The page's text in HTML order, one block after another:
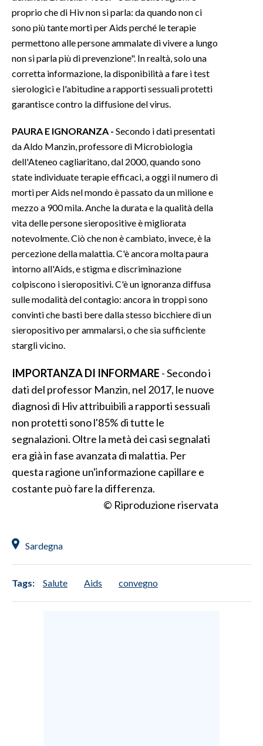
ANNUNCI
NECROLOGI
SPIAGGE
STORE
proprio che di Hiv non si parla: da quando non ci
sono più tante morti per Aids perché le terapie
permettono alle persone ammalate di vivere a lungo
non si parla più di prevenzione". In realtà, solo una
corretta informazione, la disponibilità a fare i test
sierologici e l'abitudine a rapporti sessuali protetti
garantisce contro la diffusione del virus.
PAURA E IGNORANZA - Secondo i dati presentati
da Aldo Manzin, professore di Microbiologia
dell'Ateneo cagliaritano, dal 2000, quando sono
state individuate terapie efficaci, a oggi il numero di
morti per Aids nel mondo è passato da un milione e
mezzo a 900 mila. Anche la durata e la qualità della
vita delle persone sieropositive è migliorata
notevolmente. Ciò che non è cambiato, invece, è la
percezione della malattia. C'è ancora molta paura
intorno all'Aids, e stigma e discriminazione
colpiscono i sieropositivi. C'è un ignoranza diffusa
sulle modalità del contagio: ancora in troppi sono
convinti che basti bere dalla stesso bicchiere di un
sieropositivo per ammalarsi, o che sia sufficiente
stargli vicino.
IMPORTANZA DI INFORMARE - Secondo i
dati del professor Manzin, nel 2017, le nuove
diagnosi di Hiv attribuibili a rapporti sessuali
non protetti sono l'85% di tutte le
segnalazioni. Oltre la metà dei casi segnalati
era già in fase avanzata di malattia. Per
questa ragione un'informazione capillare e
costante può fare la differenza.
© Riproduzione riservata
Sardegna
Tags: Salute Aids convegno